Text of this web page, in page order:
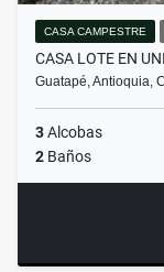
CASA CAMPESTRE
CASA LOTE EN
Guatapé, Antioquia,
3Alcobas
2 Baños